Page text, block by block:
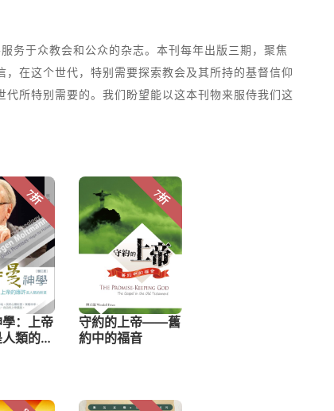
务于众教会和公众的杂志。本刊每年出版三期，聚焦
在这个世代，特别需要探索教会及其所持的基督信仰
所特别需要的。我们盼望能以这本刊物来服侍我们这